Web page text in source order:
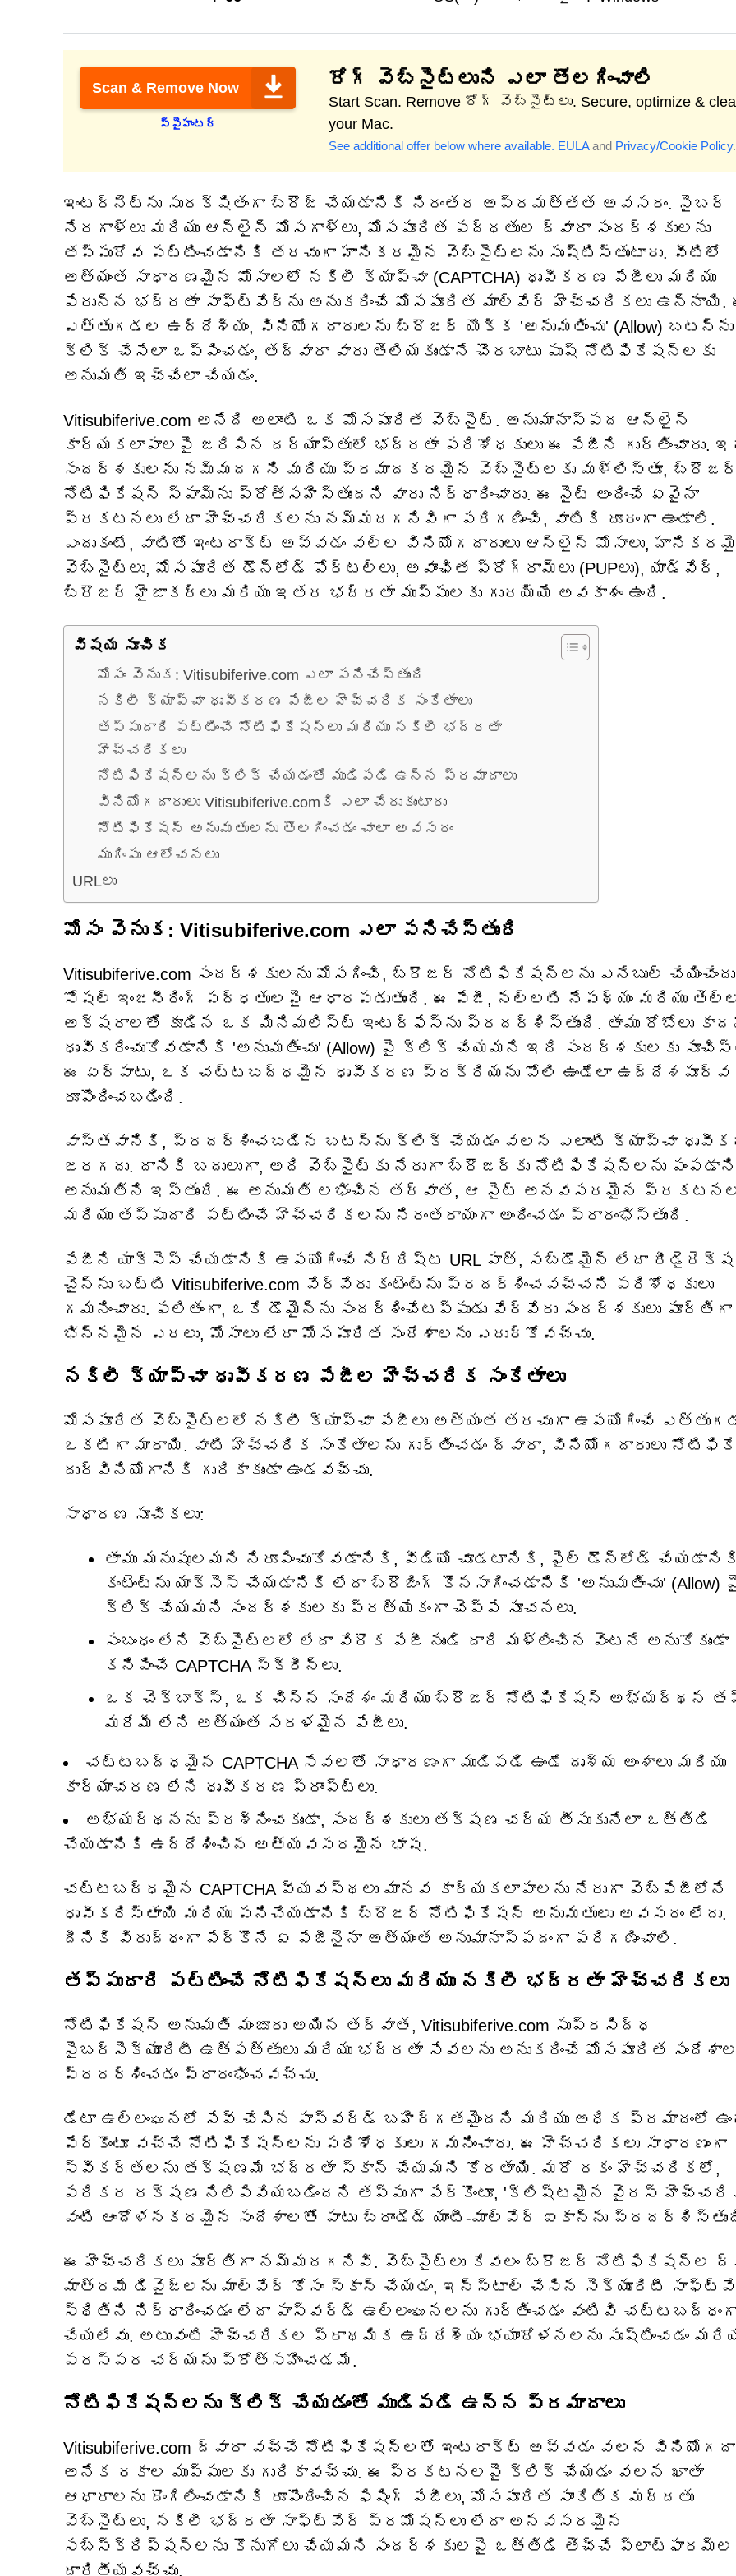
Scan & Remove Now
స్పైహంటర్
రోగ్ వెబ్‌సైట్‌లుని ఎలా తొలగించాలి
Start Scan. Remove రోగ్ వెబ్‌సైట్‌లు. Secure, optimize &
your Mac.
See additional offer below where available. EULAand Privacy/Cookie Policy.
ఇంటర్నెట్‌ను సురక్షితంగా బ్రౌజ్ చేయడానికి నిరంతర అప్రమత్తత అవసరం. సైబర్
నేరగాళ్లు మరియు ఆన్‌లైన్ మోసగాళ్లు, మోసపూరిత పద్ధతుల ద్వారా సందర్శకులను
తప్పుదోవ పట్టించడానికి తరచుగా హానికరమైన వెబ్‌సైట్‌లను సృష్టిస్తుంటారు. వీటిలో
అత్యంత సాధారణమైన మోసాలలో నకిలీ క్యాప్చా (CAPTCHA) ధృవీకరణ పేజీలు మరియు
పేరున్న భద్రతా సాఫ్ట్‌వేర్‌ను అనుకరించే మోసపూరిత మాల్వేర్ హెచ్చరికలు ఉన్నాయి.
ఎత్తుగడల ఉద్దేశ్యం, వినియోగదారులను బ్రౌజర్ యొక్క 'అనుమతించు' (Allow) బటన్‌ను
క్లిక్ చేసేలా ఒప్పించడం, తద్వారా వారు తెలియకుండానే చొరబాటు పుష్ నోటిఫికేషన్‌లకు
అనుమతి ఇచ్చేలా చేయడం.
Vitisubiferive.com అనేది అలాంటి ఒక మోసపూరిత వెబ్‌సైట్. అనుమానాస్పద ఆన్‌లైన్
కార్యకలాపాలపై జరిపిన దర్యాప్తులో భద్రతా పరిశోధకులు ఈ పేజీని గుర్తించారు.
సందర్శకులను నమ్మదగని మరియు ప్రమాదకరమైన వెబ్‌సైట్‌లకు మళ్లిస్తూ, బ్రౌజర్
నోటిఫికేషన్ స్పామ్‌ను ప్రోత్సహిస్తుందని వారు నిర్ధారించారు. ఈ సైట్ అందించే ఏవైనా
ప్రకటనలు లేదా హెచ్చరికలను నమ్మదగనివిగా పరిగణించి, వాటికి దూరంగా ఉండాలి.
ఎందుకంటే, వాటితో ఇంటరాక్ట్ అవ్వడం వల్ల వినియోగదారులు ఆన్‌లైన్ మోసాలు,
వెబ్‌సైట్‌లు, మోసపూరిత డౌన్‌లోడ్ పోర్టల్‌లు, అవాంఛిత ప్రోగ్రామ్‌లు (PUPలు), యాడ్‌వేర్,
బ్రౌజర్ హైజాకర్‌లు మరియు ఇతర భద్రతా ముప్పులకు గురయ్యే అవకాశం ఉంది.
విషయ సూచిక
మోసం వెనుక: Vitisubiferive.com ఎలా పనిచేస్తుంది
నకిలీ క్యాప్చా ధృవీకరణ పేజీల హెచ్చరిక సంకేతాలు
తప్పుదారి పట్టించే నోటిఫికేషన్‌లు మరియు నకిలీ భద్రతా
హెచ్చరికలు
నోటిఫికేషన్‌లను క్లిక్ చేయడంతో ముడిపడి ఉన్న ప్రమాదాలు
వినియోగదారులు Vitisubiferive.comకి ఎలా చేరుకుంటారు
నోటిఫికేషన్ అనుమతులను తొలగించడం చాలా అవసరం
ముగింపు ఆలోచనలు
URLలు
మోసం వెనుక: Vitisubiferive.com ఎలా పనిచేస్తుంది
Vitisubiferive.com సందర్శకులను మోసగించి, బ్రౌజర్ నోటిఫికేషన్‌లను ఎనేబుల్
సోషల్ ఇంజనీరింగ్ పద్ధతులపై ఆధారపడుతుంది. ఈ పేజీ, నల్లటి నేపథ్యం మరియు
అక్షరాలతో కూడిన ఒక మినిమలిస్ట్ ఇంటర్‌ఫేస్‌ను ప్రదర్శిస్తుంది. తాము రోబోలు
ధృవీకరించుకోవడానికి 'అనుమతించు' (Allow) పై క్లిక్ చేయమని ఇది సందర్శకులకు
ఈ ఏర్పాటు, ఒక చట్టబద్ధమైన ధృవీకరణ ప్రక్రియను పోలి ఉండేలా
రూపొందించబడింది.
వాస్తవానికి, ప్రదర్శించబడిన బటన్‌ను క్లిక్ చేయడం వలన ఎలాంటి క్యాప్చా
జరగదు. దానికి బదులుగా, అది వెబ్‌సైట్‌కు నేరుగా బ్రౌజర్‌కు నోటిఫికేషన్‌లను
అనుమతిని ఇస్తుంది. ఈ అనుమతి లభించిన తర్వాత, ఆ సైట్ అనవసరమైన
మరియు తప్పుదారి పట్టించే హెచ్చరికలను నిరంతరాయంగా అందించడం ప్రారంభిస్తుంది.
పేజీని యాక్సెస్ చేయడానికి ఉపయోగించే నిర్దిష్ట URL పాత్, సబ్‌డొమైన్ లేదా
చైన్‌ను బట్టి Vitisubiferive.com వేర్వేరు కంటెంట్‌ను ప్రదర్శించవచ్చని పరిశోధకులు
గమనించారు. ఫలితంగా, ఒకే డొమైన్‌ను సందర్శించేటప్పుడు వేర్వేరు సందర్శకులు పూర్తిగా
భిన్నమైన ఎరలు, మోసాలు లేదా మోసపూరిత సందేశాలను ఎదుర్కోవచ్చు.
నకిలీ క్యాప్చా ధృవీకరణ పేజీల హెచ్చరిక సంకేతాలు
మోసపూరిత వెబ్‌సైట్‌లలో నకిలీ క్యాప్చా పేజీలు అత్యంత తరచుగా ఉపయోగించే
ఒకటిగా మారాయి. వాటి హెచ్చరిక సంకేతాలను గుర్తించడం ద్వారా, వినియోగదారులు
దుర్వినియోగానికి గురికాకుండా ఉండవచ్చు.
సాధారణ సూచికలు:
తాము మనుషులమని నిరూపించుకోవడానికి, వీడియో చూడటానికి, ఫైల్ డౌన్‌లోడ్
కంటెంట్‌ను యాక్సెస్ చేయడానికి లేదా బ్రౌజింగ్ కొనసాగించడానికి 'అనుమతించు' (Allow)
క్లిక్ చేయమని సందర్శకులకు ప్రత్యేకంగా చెప్పే సూచనలు.
సంబంధం లేని వెబ్‌సైట్‌లలో లేదా వేరొక పేజీ నుండి దారి మళ్లించిన వెంటనే అనుకోకుండా
కనిపించే CAPTCHA స్క్రీన్‌లు.
ఒక చెక్‌బాక్స్, ఒక చిన్న సందేశం మరియు బ్రౌజర్ నోటిఫికేషన్ అభ్యర్థన
మరేమీ లేని అత్యంత సరళమైన పేజీలు.
చట్టబద్ధమైన CAPTCHA సేవలతో సాధారణంగా ముడిపడి ఉండే దృశ్య అంశాలు మరియు
కార్యాచరణ లేని ధృవీకరణ ప్రాంప్ట్‌లు.
అభ్యర్థనను ప్రశ్నించకుండా, సందర్శకులు తక్షణ చర్య తీసుకునేలా ఒత్తిడి
చేయడానికి ఉద్దేశించిన అత్యవసరమైన భాష.
చట్టబద్ధమైన CAPTCHA వ్యవస్థలు మానవ కార్యకలాపాలను నేరుగా వెబ్‌పేజీలోనే
ధృవీకరిస్తాయి మరియు పనిచేయడానికి బ్రౌజర్ నోటిఫికేషన్ అనుమతులు అవసరం లేదు.
దీనికి విరుద్ధంగా పేర్కొనే ఏ పేజీనైనా అత్యంత అనుమానాస్పదంగా పరిగణించాలి.
తప్పుదారి పట్టించే నోటిఫికేషన్‌లు మరియు నకిలీ భద్రతా హెచ్చరికలు
నోటిఫికేషన్ అనుమతి మంజూరు అయిన తర్వాత, Vitisubiferive.com సుప్రసిద్ధ
సైబర్‌సెక్యూరిటీ ఉత్పత్తులు మరియు భద్రతా సేవలను అనుకరించే మోసపూరిత
ప్రదర్శించడం ప్రారంభించవచ్చు.
డేటా ఉల్లంఘనలో సేవ్ చేసిన పాస్‌వర్డ్ బహిర్గతమైందని మరియు అధిక ప్రమాదంలో
పేర్కొంటూ వచ్చే నోటిఫికేషన్‌లను పరిశోధకులు గమనించారు. ఈ హెచ్చరికలు సాధారణంగా
స్వీకర్తలను తక్షణమే భద్రతా స్కాన్ చేయమని కోరతాయి. మరో రకం హెచ్చరికలో,
పరికర రక్షణ నిలిపివేయబడిందని తప్పుగా పేర్కొంటూ, 'క్లిష్టమైన వైరస్
వంటి ఆందోళనకరమైన సందేశాలతో పాటు బ్రాండెడ్ యాంటీ-మాల్‌వేర్ ఐకాన్‌ను
ఈ హెచ్చరికలు పూర్తిగా నమ్మదగనివి. వెబ్‌సైట్‌లు కేవలం బ్రౌజర్ నోటిఫికేషన్‌ల
మాత్రమే డివైజ్‌లను మాల్‌వేర్ కోసం స్కాన్ చేయడం, ఇన్‌స్టాల్ చేసిన సెక్యూరిటీ
స్థితిని నిర్ధారించడం లేదా పాస్‌వర్డ్ ఉల్లంఘనలను గుర్తించడం వంటివి
చేయలేవు. అటువంటి హెచ్చరికల ప్రాథమిక ఉద్దేశ్యం భయాందోళనలను సృష్టించడం
పరస్పర చర్యను ప్రోత్సహించడమే.
నోటిఫికేషన్‌లను క్లిక్ చేయడంతో ముడిపడి ఉన్న ప్రమాదాలు
Vitisubiferive.com ద్వారా వచ్చే నోటిఫికేషన్‌లతో ఇంటరాక్ట్ అవ్వడం వలన
అనేక రకాల ముప్పులకు గురికావచ్చు. ఈ ప్రకటనలపై క్లిక్ చేయడం వలన ఖాతా
ఆధారాలను దొంగిలించడానికి రూపొందించిన ఫిషింగ్ పేజీలు, మోసపూరిత సాంకేతిక మద్దతు
వెబ్‌సైట్‌లు, నకిలీ భద్రతా సాఫ్ట్‌వేర్ ప్రమోషన్‌లు లేదా అనవసరమైన
సబ్‌స్క్రిప్షన్‌లను కొనుగోలు చేయమని సందర్శకులపై ఒత్తిడి తెచ్చే
దారితీయవచ్చు.